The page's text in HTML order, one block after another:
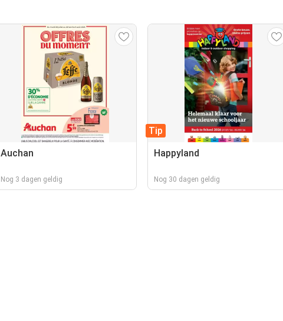
Auchan
Nog 3 dagen geldig
Tip
Happyland
Nog 30 dagen geldig